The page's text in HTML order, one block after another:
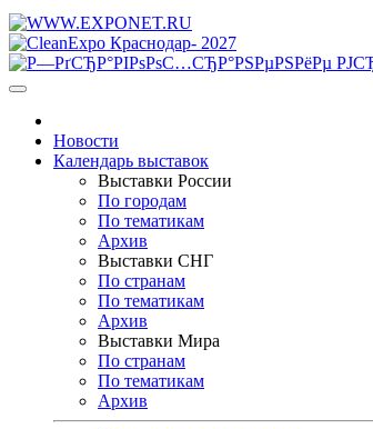
Новости
Календарь выставок
Выставки России
По городам
По тематикам
Архив
Выставки СНГ
По странам
По тематикам
Архив
Выставки Мира
По странам
По тематикам
Архив